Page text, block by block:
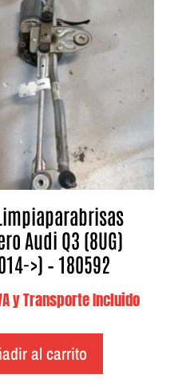
Audi Q3 (8UG)
>) – 180592
y Transporte Incluido
al carrito